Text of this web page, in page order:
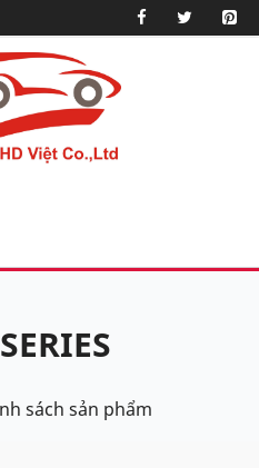
sách sản phẩm